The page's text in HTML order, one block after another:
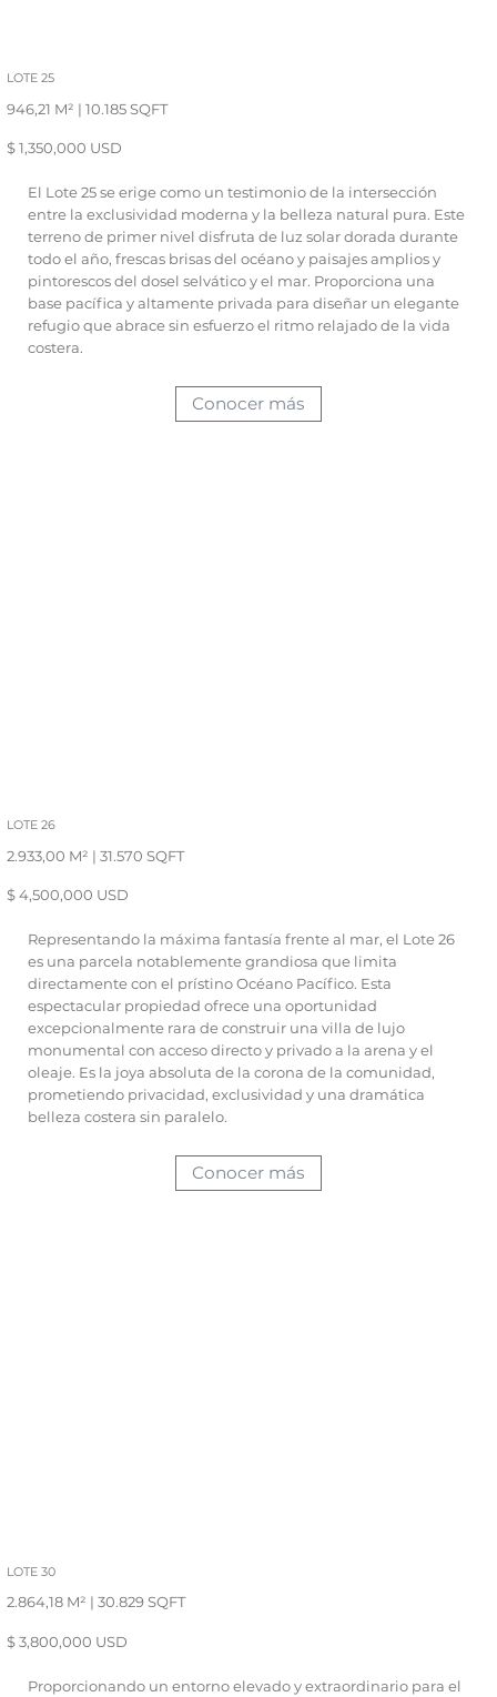
LOTE 25
946,21 M² | 10.185 SQFT
$ 1,350,000 USD
El Lote 25 se erige como un testimonio de la intersección
entre la exclusividad moderna y la belleza natural pura. Este
terreno de primer nivel disfruta de luz solar dorada durante
todo el año, frescas brisas del océano y paisajes amplios y
pintorescos del dosel selvático y el mar. Proporciona una
base pacífica y altamente privada para diseñar un elegante
refugio que abrace sin esfuerzo el ritmo relajado de la vida
costera.
Conocer más
LOTE 26
2.933,00 M² | 31.570 SQFT
$ 4,500,000 USD
Representando la máxima fantasía frente al mar, el Lote 26
es una parcela notablemente grandiosa que limita
directamente con el prístino Océano Pacífico. Esta
espectacular propiedad ofrece una oportunidad
excepcionalmente rara de construir una villa de lujo
monumental con acceso directo y privado a la arena y el
oleaje. Es la joya absoluta de la corona de la comunidad,
prometiendo privacidad, exclusividad y una dramática
belleza costera sin paralelo.
Conocer más
LOTE 30
2.864,18 M² | 30.829 SQFT
$ 3,800,000 USD
Proporcionando un entorno elevado y extraordinario para el